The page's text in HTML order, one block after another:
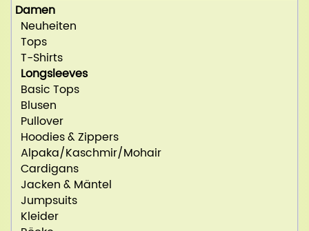
Damen
Neuheiten
Tops
T-Shirts
Longsleeves
Basic Tops
Blusen
Pullover
Hoodies & Zippers
Alpaka/Kaschmir/Mohair
Cardigans
Jacken & Mäntel
Jumpsuits
Kleider